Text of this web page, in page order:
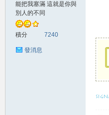
能把我塞滿 這就是你與
別人的不同
積分 7240
發消息